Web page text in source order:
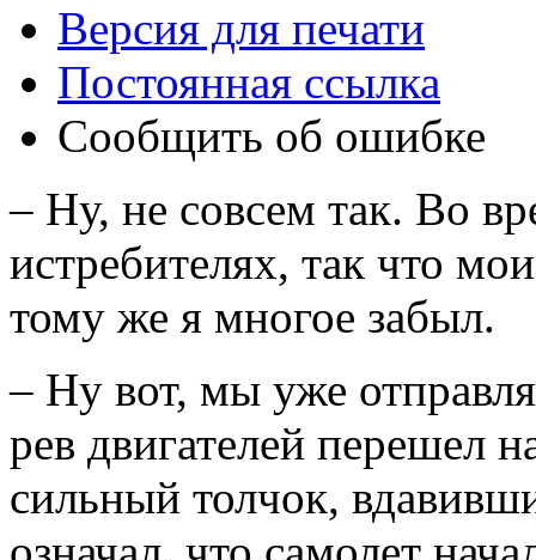
Версия для печати
Постоянная ссылка
Сообщить об ошибке
– Ну, не совсем так. Во
истребителях, так что
тому же я многое забыл.
– Ну вот, мы уже
рев двигателей перешел
сильный толчок,